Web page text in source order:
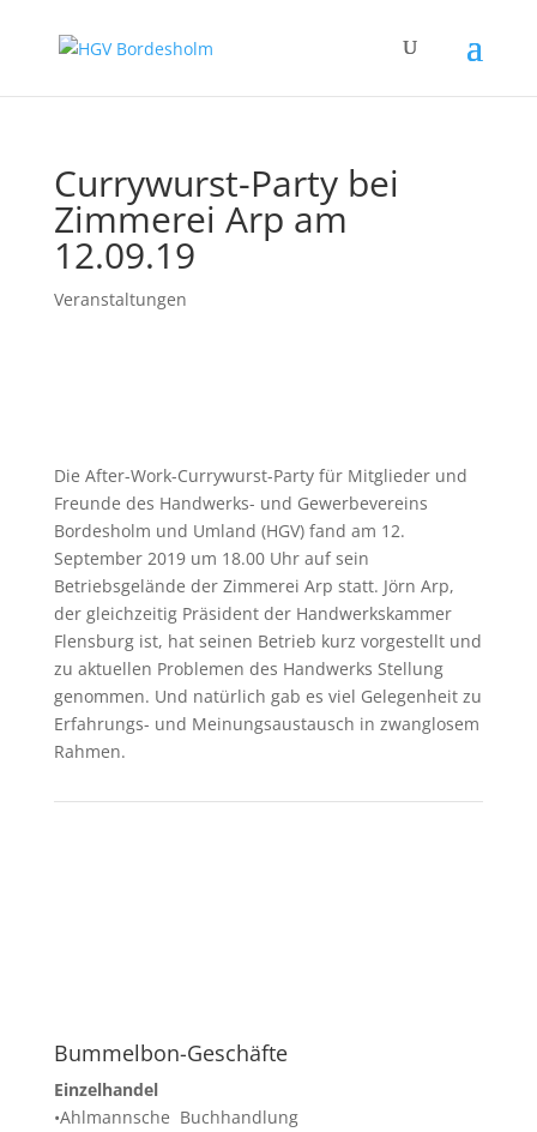
Currywurst-Party bei
Zimmerei Arp am
12.09.19
Veranstaltungen
Die After-Work-Currywurst-Party für Mitglieder und
Freunde des Handwerks- und Gewerbevereins
Bordesholm und Umland (HGV) fand am 12.
September 2019 um 18.00 Uhr auf sein
Betriebsgelände der Zimmerei Arp statt. Jörn Arp,
der gleichzeitig Präsident der Handwerkskammer
Flensburg ist, hat seinen Betrieb kurz vorgestellt und
zu aktuellen Problemen des Handwerks Stellung
genommen. Und natürlich gab es viel Gelegenheit zu
Erfahrungs- und Meinungsaustausch in zwanglosem
Rahmen.
Bummelbon-Geschäfte
Einzelhandel
•Ahlmannsche Buchhandlung